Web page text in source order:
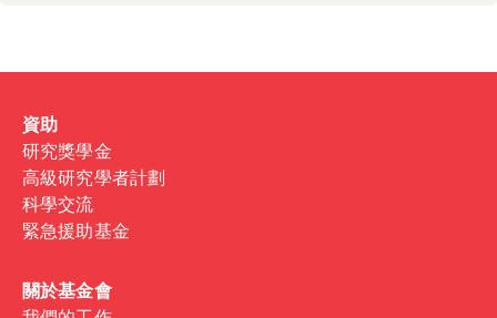
資助
研究獎學金
高級研究學者計劃
科學交流
緊急援助基金
關於基金會